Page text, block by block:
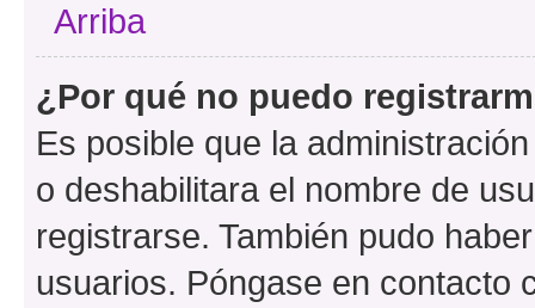
Arriba
¿Por qué no puedo
Es posible que la
o deshabilitara el nombre de
registrarse. También pudo
usuarios. Póngase en contacto